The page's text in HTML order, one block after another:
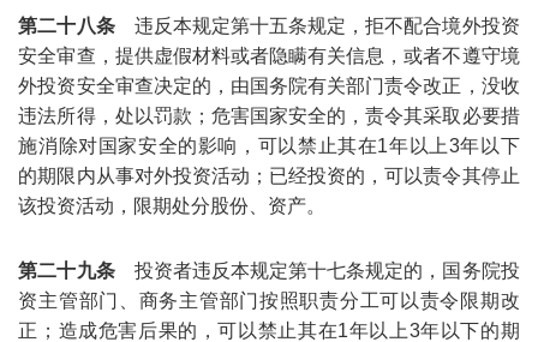
第二十八条违反本规定第十五条规定，拒不配合境外投资
安全审查，提供虚假材料或者隐瞒有关信息，或者不遵守境
外投资安全审查决定的，由国务院有关部门责令改正，没收
违法所得，处以罚款；危害国家安全的，责令其采取必要措
施消除对国家安全的影响，可以禁止其在1年以上3年以下
的期限内从事对外投资活动；已经投资的，可以责令其停止
该投资活动，限期处分股份、资产。
第二十九条投资者违反本规定第十七条规定的，国务院投
资主管部门、商务主管部门按照职责分工可以责令限期改
正；造成危害后果的，可以禁止其在1年以上3年以下的期